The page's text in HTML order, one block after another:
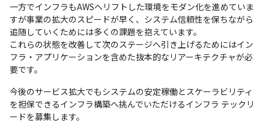
一方でインフラもAWSへリフトした環境をモダン化を進めていま
すが事業の拡大のスピードが早く、システム信頼性を保ちながら
追随していくためには多くの課題を抱えています。
これらの状態を改善して次のステージへ引き上げるためにはイン
フラ・アプリケーションを含めた抜本的なリアーキテクチャが必
要です。
今後のサービス拡大でもシステムの安定稼働とスケーラビリティ
を担保できるインフラ構築へ挑んでいただけるインフラ テックリ
ードを募集します。